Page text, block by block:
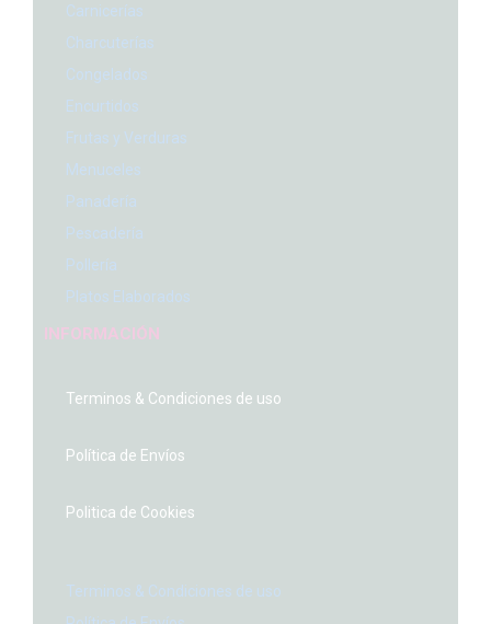
Carnicerías
Charcuterías
Congelados
Encurtidos
Frutas y Verduras
Menuceles
Panadería
Pescadería
Pollería
Platos Elaborados
INFORMACIÓN
Terminos & Condiciones de uso
Política de Envíos
Politica de Cookies
Terminos & Condiciones de uso